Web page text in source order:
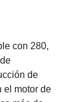
con 280,
de
el motor de